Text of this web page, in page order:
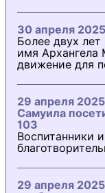
30 апреля
Более двух
имя Архангела
движение для
29 апреля
Самуила
103
Воспитанники
29 апреля